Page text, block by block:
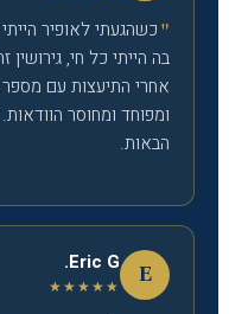
כשהגעתי לאופיר
בה הייתי כל חי,
אחרי התיעצות עם מספר
ומפוחד ומחוסר
הבאות.
E
Eric G.
★★★★★